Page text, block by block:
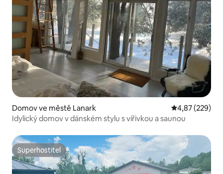
Domov ve městě Lanark Průměrné
4,87 (229)
Idylický domov v dánském stylu s vířivkou a saunou
Superhostitel
Superhostitel